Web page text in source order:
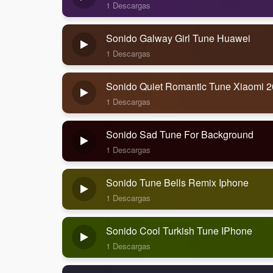
1 Descargas
Sonido Galway Girl Tune Huawei
1 Descargas
Sonido Quiet Romantic Tune Xiaomi
1 Descargas
Sonido Sad Tune For Background
1 Descargas
Sonido Tune Bells Remix Iphone
1 Descargas
Sonido Cool Turkish Tune IPhone
1 Descargas